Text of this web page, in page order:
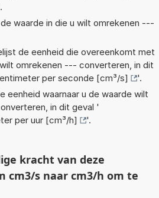
waarde in die u wilt omrekenen ---
de eenheid die overeenkomt met
omrekenen --- converteren, in dit
per seconde [cm³/s]
'.
eenheid waarnaar u de waarde wilt
in dit geval '
per uur [cm³/h]
'.
kracht van deze
cm3/s naar cm3/h om te